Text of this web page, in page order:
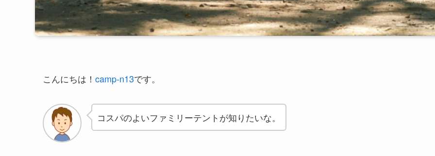
こんにちは！ camp-n13です。
コスパのよいファミリーテントが知りたいな。